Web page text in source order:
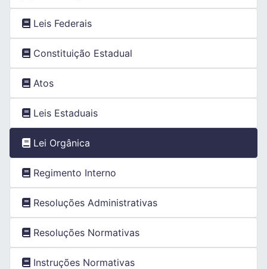
Leis Federais
Constituição Estadual
Atos
Leis Estaduais
Lei Orgânica
Regimento Interno
Resoluções Administrativas
Resoluções Normativas
Instruções Normativas